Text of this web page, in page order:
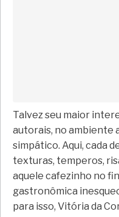
Talvez seu maior
autorais, no ambiente
simpático. Aqui, cada
texturas, temperos,
aquele cafezinho no
gastronômica
para isso, Vitória da